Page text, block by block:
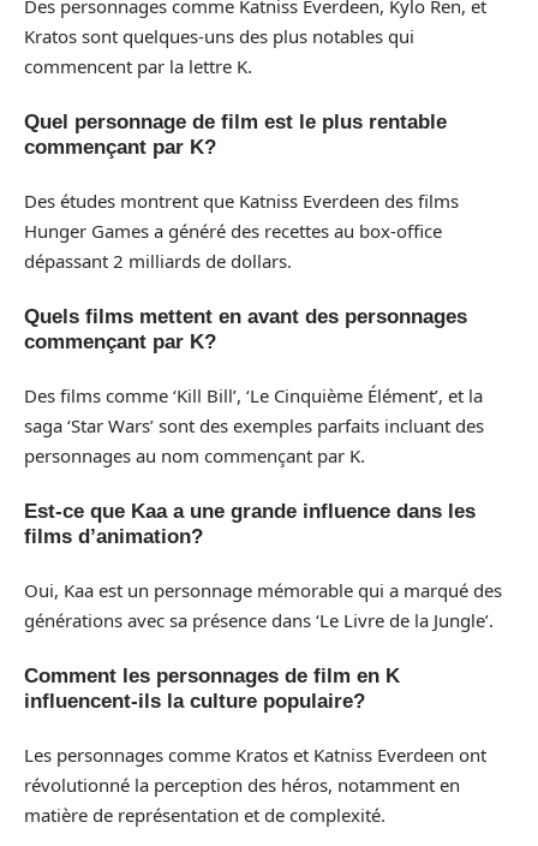
Des personnages comme Katniss Everdeen, Kylo Ren, et
Kratos sont quelques-uns des plus notables qui
commencent par la lettre K.
Quel personnage de film est le plus rentable
commençant par K?
Des études montrent que Katniss Everdeen des films
Hunger Games a généré des recettes au box-office
dépassant 2 milliards de dollars.
Quels films mettent en avant des personnages
commençant par K?
Des films comme ‘Kill Bill’, ‘Le Cinquième Élément’, et la
saga ‘Star Wars’ sont des exemples parfaits incluant des
personnages au nom commençant par K.
Est-ce que Kaa a une grande influence dans les
films d’animation?
Oui, Kaa est un personnage mémorable qui a marqué des
générations avec sa présence dans ‘Le Livre de la Jungle’.
Comment les personnages de film en K
influencent-ils la culture populaire?
Les personnages comme Kratos et Katniss Everdeen ont
révolutionné la perception des héros, notamment en
matière de représentation et de complexité.